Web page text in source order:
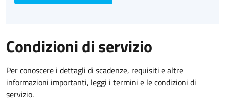
Condizioni di servizio
Per conoscere i dettagli di scadenze, requisiti e altre
informazioni importanti, leggi i termini e le condizioni di
servizio.